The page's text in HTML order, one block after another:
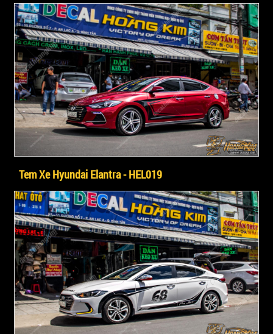
Tem Xe Hyundai Elantra - HEL019